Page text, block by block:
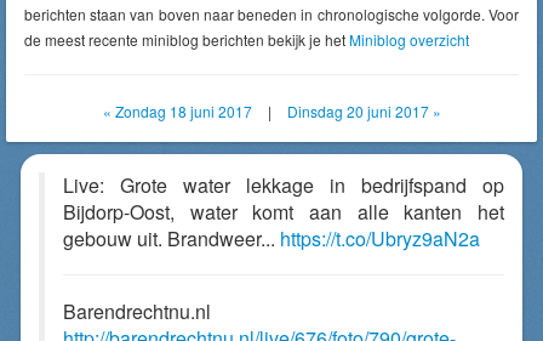
berichten staan van boven naar beneden in chronologische volgorde. Voor
de meest recente miniblog berichten bekijk je hetMiniblog overzicht
« Zondag 18 juni 2017 | Dinsdag 20 juni 2017 »
Live: Grote water lekkage in bedrijfspand op
Bijdorp-Oost, water komt aan alle kanten het
gebouw uit. Brandweer... https://t.co/Ubryz9aN2a
Barendrechtnu.nl